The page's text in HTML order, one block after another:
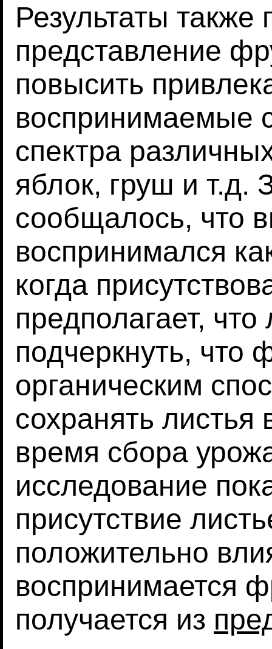
Результаты также
представление
повысить
воспринимаемые
спектра
яблок, груш и т.д.
сообщалось, что
воспринимался
когда
предполагает,
подчеркнуть, что
органическим
сохранять
время сбора
исследование
присутствие
положительно
воспринимается
получается из